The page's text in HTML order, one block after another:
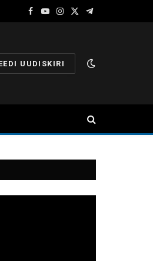
Facebook
YouTube
Instagram
X
Telegram
UUDISKIRI